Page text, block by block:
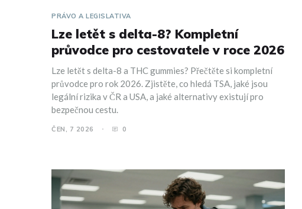
PRÁVO A LEGISLATIVA
Lze letět s delta-8? Kompletní
průvodce pro cestovatele v roce 2026
Lze letět s delta-8 a THC gummies? Přečtěte si kompletní
průvodce pro rok 2026. Zjistěte, co hledá TSA, jaké jsou
legální rizika v ČR a USA, a jaké alternativy existují pro
bezpečnou cestu.
ČEN, 7 2026 0